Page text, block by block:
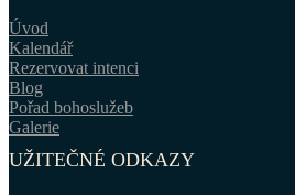
Úvod
Kalendář
Rezervovat intenci
Blog
Pořad bohoslužeb
Galerie
UŽITEČNÉ ODKAZY